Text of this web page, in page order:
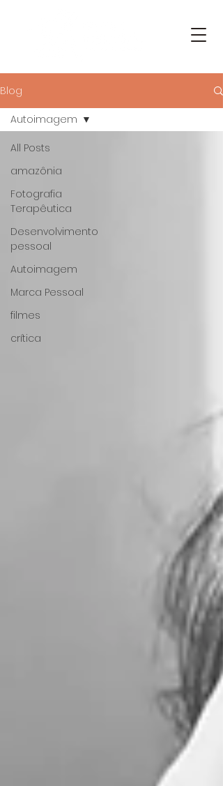
Blog
All Posts
amazônia
Fotografia
Terapêutica
Desenvolvimento
pessoal
Autoimagem
Marca Pessoal
filmes
crítica
Autoimagem